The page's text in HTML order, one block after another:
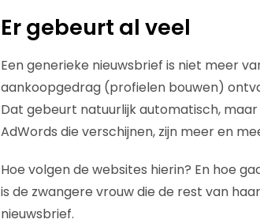
Er gebeurt al veel
Een generieke nieuwsbrief is niet meer
aankoopgedrag (profielen bouwen)
Dat gebeurt natuurlijk automatisch,
AdWords die verschijnen, zijn meer en
Hoe volgen de websites hierin? En hoe
is de zwangere vrouw die de rest van
nieuwsbrief.